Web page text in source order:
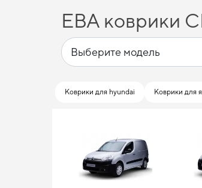
ЕВА коврики
Коврики для hyundai Коврики для